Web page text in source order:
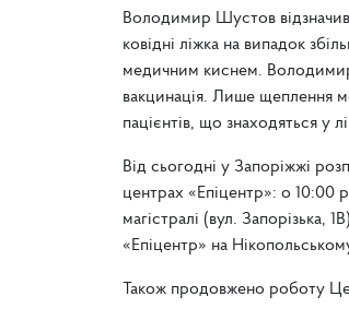
Володимир Шустов
ковідні ліжка на випадок
медичним киснем.
вакцинація. Лише щеплення
пацієнтів, що знаходяться у
Від сьогодні у Запоріжжі
центрах «Епіцентр»: о 10:00
магістралі (вул.
«Епіцентр» на
Також продовжено роботу